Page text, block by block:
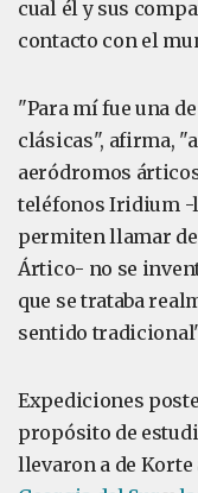
cual él y sus
contacto con el
"Para mí fue una
clásicas", afirma,
aeródromos
teléfonos Iridium -
permiten llamar
Ártico- no se
que se trataba
sentido
Expediciones
propósito de
llevaron a de Korte